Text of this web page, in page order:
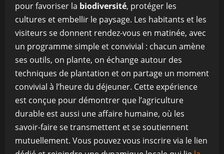
pour favoriser la biodiversité, protéger les
cultures et embellir le paysage. Les habitants et les
visiteurs se donnent rendez-vous en matinée, avec
un programme simple et convivial : chacun amène
ses outils, on plante, on échange autour des
techniques de plantation et on partage un moment
convivial à l’heure du déjeuner. Cette expérience
est conçue pour démontrer que l’agriculture
durable est aussi une affaire humaine, où les
savoir-faire se transmettent et se soutiennent
mutuellement. Vous pouvez vous inscrire via le lien